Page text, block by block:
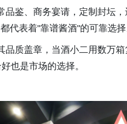
品鉴、商务宴请，定制封坛
代表着"靠谱酱酒"的可靠选
品质盖章，当酒小二用数万
也是市场的选择。